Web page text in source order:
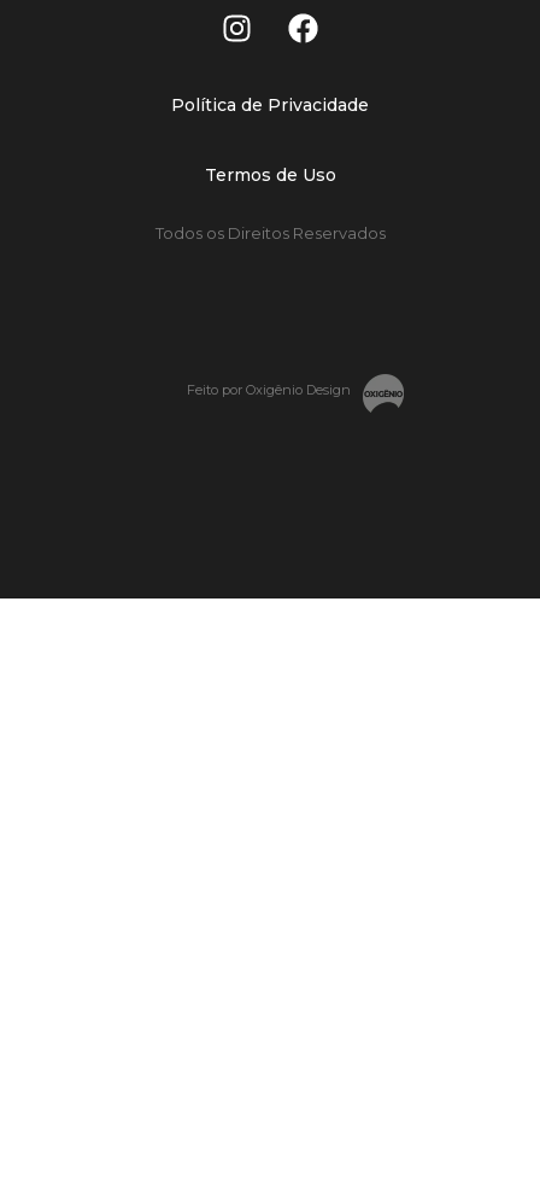
Política de Privacidade
Termos de Uso
Todos os Direitos Reservados
Feito por Oxigênio Design